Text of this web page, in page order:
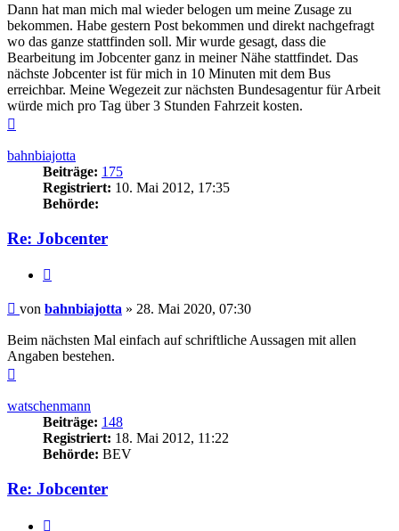
Dann hat man mich mal wieder belogen um meine Zusage zu
bekommen. Habe gestern Post bekommen und direkt nachgefragt
wo das ganze stattfinden soll. Mir wurde gesagt, dass die
Bearbeitung im Jobcenter ganz in meiner Nähe stattfindet. Das
nächste Jobcenter ist für mich in 10 Minuten mit dem Bus
erreichbar. Meine Wegezeit zur nächsten Bundesagentur für Arbeit
würde mich pro Tag über 3 Stunden Fahrzeit kosten.
bahnbiajotta
Beiträge: 175
Registriert: 10. Mai 2012, 17:35
Behörde:
Re: Jobcenter
Beitrag
von bahnbiajotta » 28. Mai 2020, 07:30
Beim nächsten Mal einfach auf schriftliche Aussagen mit allen
Angaben bestehen.
watschenmann
Beiträge: 148
Registriert: 18. Mai 2012, 11:22
Behörde: BEV
Re: Jobcenter